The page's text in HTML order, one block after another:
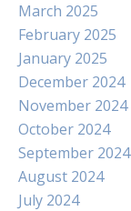
March 2025
February 2025
January 2025
December 2024
November 2024
October 2024
September 2024
August 2024
July 2024